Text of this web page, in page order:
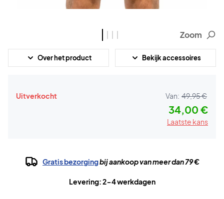
Zoom
Over het product Bekijk accessoires
Uitverkocht Van: 49,95 €
34,00 €
Laatste kans
Gratis bezorgingbij aankoop van meer dan 79 €
Levering: 2-4 werkdagen